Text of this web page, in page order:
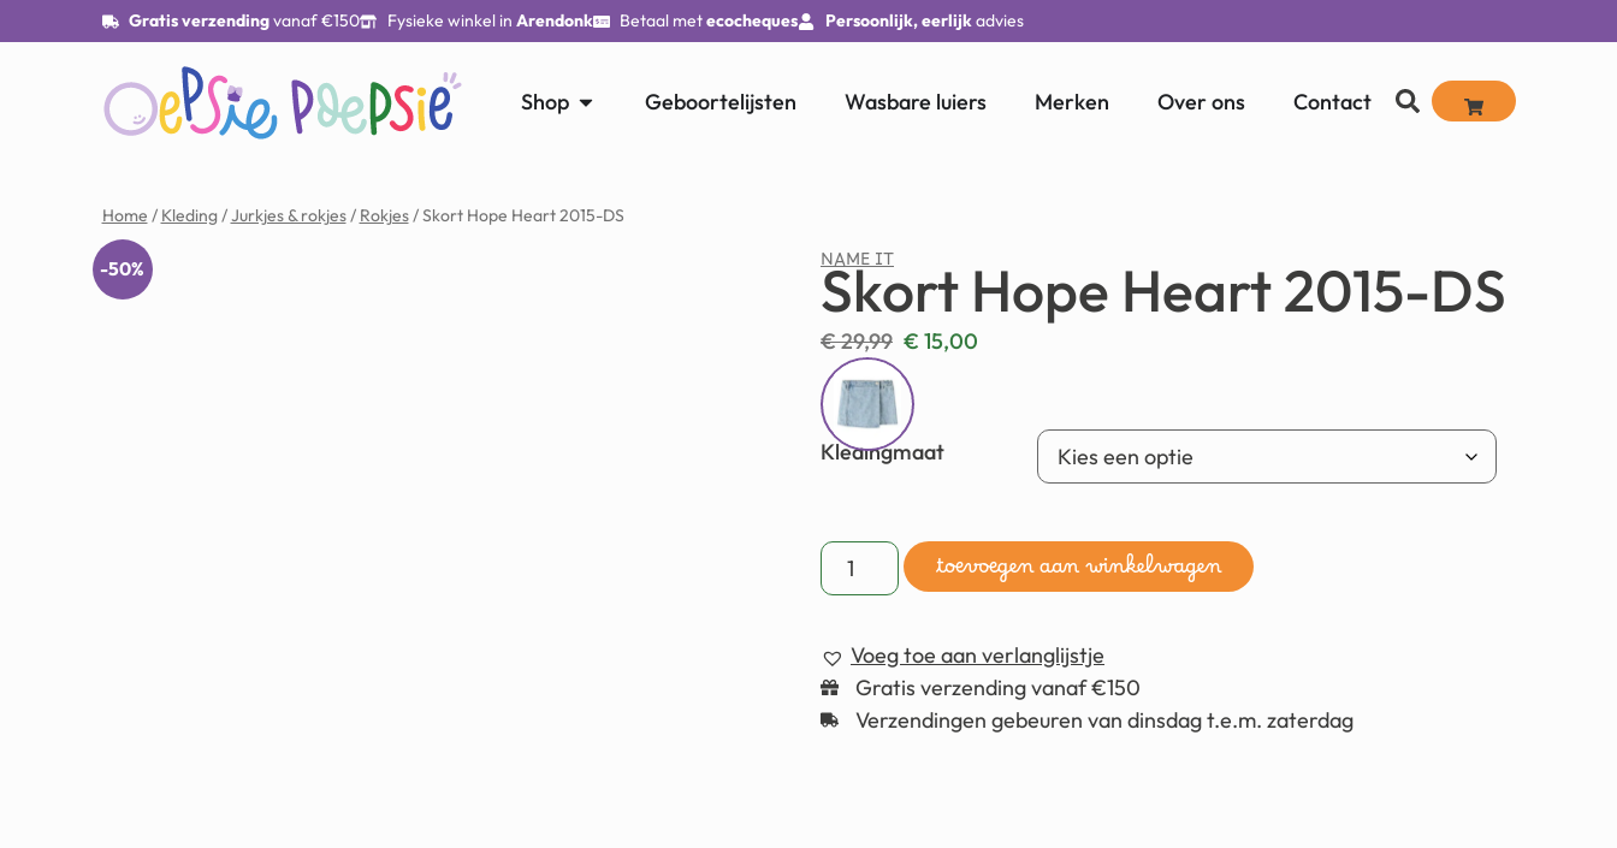
Gratis verzendingvanaf €150 Fysieke winkel in Arendonk Betaal metecocheques Persoonlijk, eerlijkadvies
Shop Geboortelijsten Wasbare luiers Merken Over ons Contact
Home / Kleding/Jurkjes & rokjes/ Rokjes/ Skort Hope Heart 2015-DS
-50% NAME IT
Skort Hope Heart 2015-DS
€29,99 € 15,00
Kledingmaat
toevoegen aan winkelwagen
Voeg toe aan verlanglijstje
Gratis verzending vanaf €150
Verzendingen gebeuren van dinsdag t.e.m. zaterdag